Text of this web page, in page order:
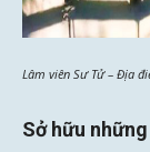
Lâm viên Sư Tử – Địa
Sở hữu